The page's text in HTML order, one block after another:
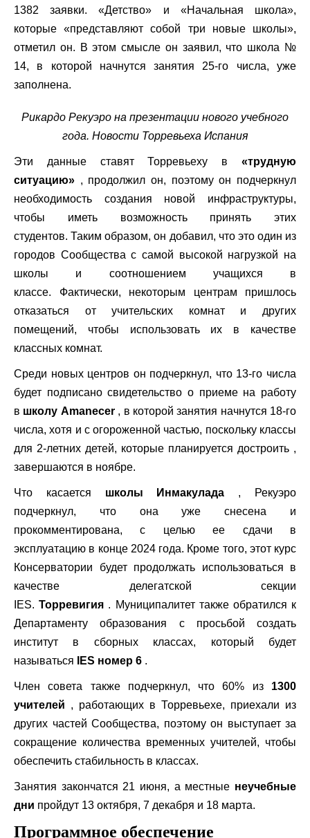
1382 заявки. «Детство» и «Начальная школа»,
которые «представляют собой три новые школы»,
отметил он. В этом смысле он заявил, что школа №
14, в которой начнутся занятия 25-го числа, уже
заполнена.
Рикардо Рекуэро на презентации нового учебного
года. Новости Торревьеха Испания
Эти данные ставят Торревьеху в «трудную
ситуацию» , продолжил он, поэтому он подчеркнул
необходимость создания новой инфраструктуры,
чтобы иметь возможность принять этих
студентов. Таким образом, он добавил, что это один из
городов Сообщества с самой высокой нагрузкой на
школы и соотношением учащихся в
классе. Фактически, некоторым центрам пришлось
отказаться от учительских комнат и других
помещений, чтобы использовать их в качестве
классных комнат.
Среди новых центров он подчеркнул, что 13-го числа
будет подписано свидетельство о приеме на работу
в школу Amanecer, в которой занятия начнутся 18-го
числа, хотя и с огороженной частью, поскольку классы
для 2-летних детей, которые планируется достроить ,
завершаются в ноябре.
Что касается школы Инмакулада , Рекуэро
подчеркнул, что она уже снесена и
прокомментирована, с целью ее сдачи в
эксплуатацию в конце 2024 года. Кроме того, этот курс
Консерватории будет продолжать использоваться в
качестве делегатской секции
IES.Торревигия . Муниципалитет также обратился к
Департаменту образования с просьбой создать
институт в сборных классах, который будет
называться
IES номер 6 .
Член совета также подчеркнул, что 60% из 1300
учителей , работающих в Торревьехе, приехали из
других частей Сообщества, поэтому он выступает за
сокращение количества временных учителей, чтобы
обеспечить стабильность в классах.
Занятия закончатся 21 июня, а местные неучебные
дни пройдут 13 октября, 7 декабря и 18 марта.
Программное обеспечение